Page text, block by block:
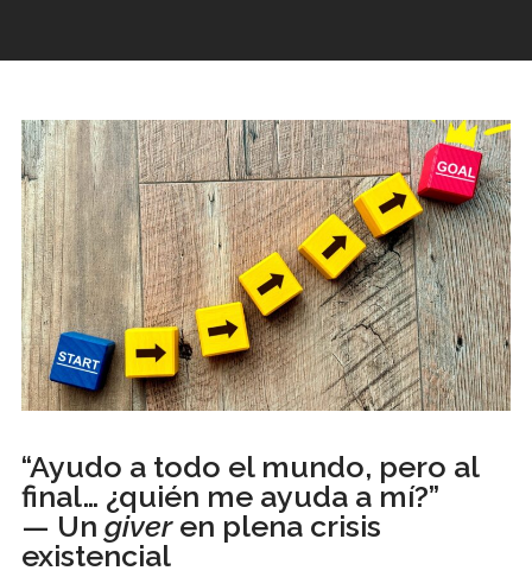
“Ayudo a todo el mundo, pero al
final… ¿quién me ayuda a mí?”
— Un giveren plena crisis
existencial